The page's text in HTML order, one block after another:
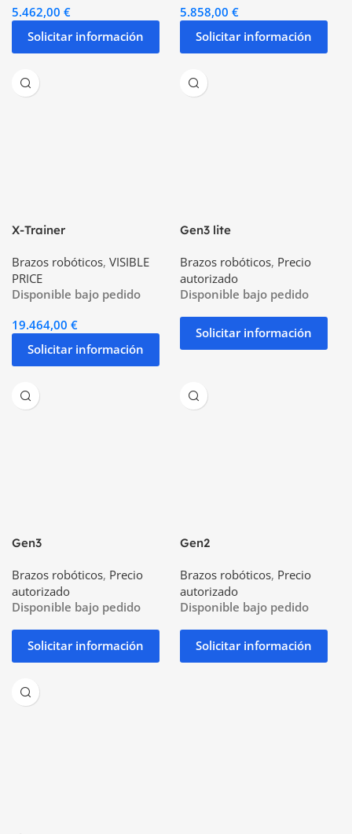
5.462,00 €
Solicitar información
5.858,00 €
Solicitar información
X-Trainer
Brazos robóticos, VISIBLE
PRICE
Disponible bajo pedido
19.464,00 €
Solicitar información
Gen3 lite
Brazos robóticos, Precio
autorizado
Disponible bajo pedido
Solicitar información
Gen3
Brazos robóticos, Precio
autorizado
Disponible bajo pedido
Solicitar información
Gen2
Brazos robóticos, Precio
autorizado
Disponible bajo pedido
Solicitar información